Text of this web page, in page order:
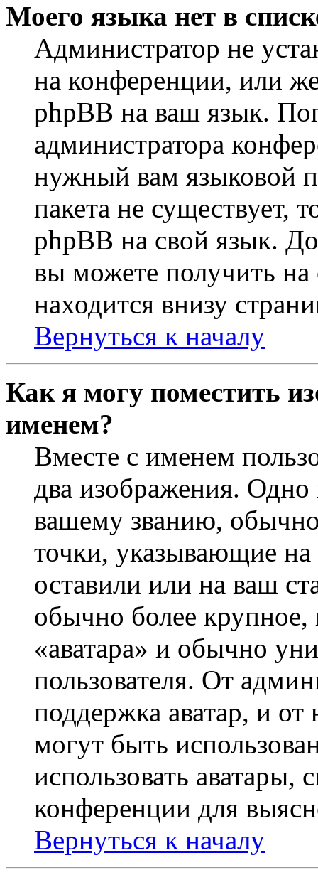
Моего языка нет в
Администратор не
на конференции, или
phpBB на ваш язык.
администратора
нужный вам языковой
пакета не существует,
phpBB на свой язык.
вы можете получить на
находится внизу
Вернуться к началу
Как я могу поместить
именем?
Вместе с именем
два изображения.
вашему званию, обычно
точки, указывающие
оставили или на ваш
обычно более крупное,
«аватара» и обычно
пользователя. От
поддержка аватар, и от
могут быть
использовать аватары,
конференции для
Вернуться к началу